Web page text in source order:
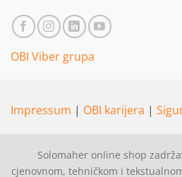
OBI Viber grupa
Impressum | OBI karijera |
Solomaher online shop
cjenovnom, tehničkom i